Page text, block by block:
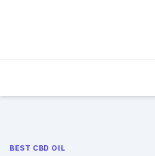
BEST CBD OIL